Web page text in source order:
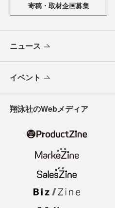
寄稿・取材企画募集
ニュース
イベント
翔泳社のWebメディア